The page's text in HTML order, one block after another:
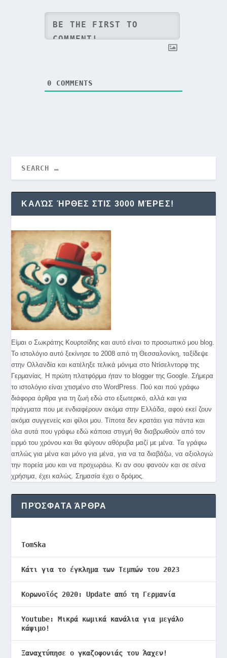
0 COMMENTS
ΚΑΛΏΣ ΉΡΘΕΣ ΣΤΙΣ 3000 ΜΈΡΕΣ!
Είμαι ο Σωκράτης Κουρτσίδης και αυτό είναι το προσωπικό μου blog.
Το ιστολόγιο αυτό ξεκίνησε το 2008 από τη Θεσσαλονίκη, ταξίδεψε
στην Ολλανδία και κατέληξε τελικά μόνιμα στο Ντίσελντορφ της
Γερμανίας. Η πρώτη πλατφόρμα ήταν το blogger της Google. Σήμερα
το ιστολόγιο είναι χτισμένο στο WordPress. Πού και πού γράφω
διάφορα άρθρα για τη ζωή εδώ στο εξωτερικό, αλλά και για
πράγματα που με ενδιαφέρουν ακόμα στην Ελλάδα, αφού εκεί ζουν
ακόμα συγγενείς και φίλοι μου. Τίποτα δεν κρατάει για πάντα και
όλα αυτά που γράφω εδώ κάποια στιγμή θα διαβρωθούν από τον
ειρμό του χρόνου και θα φύγουν αθόρυβα μαζί με μένα. Τα γράφω
απλώς για μένα και μόνο για μένα, για να τα διαβάζω, να αξιολογώ
την πορεία μου και να προχωράω. Κι αν σου φανούν και σε σένα
χρήσιμα, έχει καλώς. Σημασία έχει ο δρόμος.
ΠΡΌΣΦΑΤΑ ΆΡΘΡΑ
TomSka
Κάτι για το έγκλημα των Τεμπών του 2023
Κορωνοϊός 2020: Update από τη Γερμανία
Youtube: Μικρά κωμικά κανάλια για μεγάλο
κάψιμο!
Ξαναχτύπησε ο γκαζοφονιάς του Άαχεν!